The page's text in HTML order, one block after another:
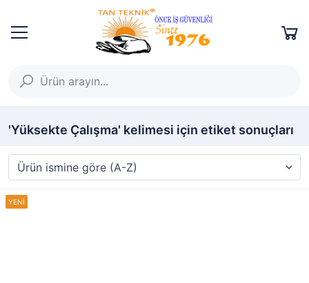
'Yüksekte Çalışma' kelimesi için etiket sonuçları